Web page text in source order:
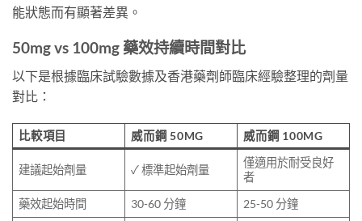
能狀態而有顯著差異。
50mg vs 100mg 藥效持續時間對比
以下是根據臨床試驗數據及香港藥劑師臨床經驗整理的劑量
對比：
比較項目 威而鋼 50MG 威而鋼 100MG
建議起始劑量 ✓ 標準起始劑量
僅適用於耐受良好
者
藥效起始時間
30-60 分鐘
25-50 分鐘